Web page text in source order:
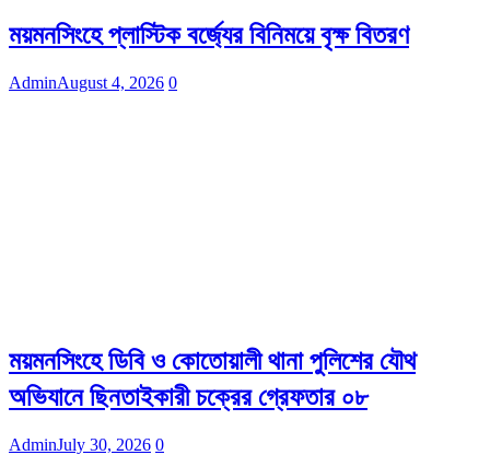
ময়মনসিংহে প্লাস্টিক বর্জ্যের বিনিময়ে বৃক্ষ বিতরণ
AdminAugust 4, 2026 0
ময়মনসিংহে ডিবি ও কোতোয়ালী থানা পুলিশের যৌথ
অভিযানে ছিনতাইকারী চক্রের গ্রেফতার ০৮
AdminJuly 30, 2026 0